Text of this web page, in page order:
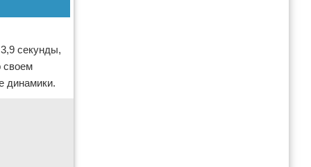
секунды,
своем
динамики.